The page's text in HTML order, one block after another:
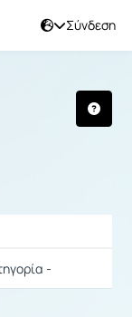
Σύνδεση
ΝΕΑ
-